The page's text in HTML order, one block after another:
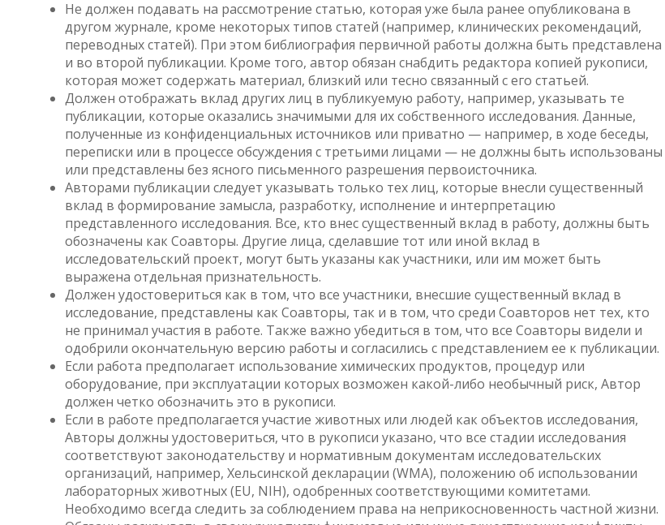
Не должен подавать на рассмотрение статью, которая уже была ранее опубликована в
другом журнале, кроме некоторых типов статей (например, клинических рекомендаций,
переводных статей). При этом библиография первичной работы должна быть представлена
и во второй публикации. Кроме того, автор обязан снабдить редактора копией рукописи,
которая может содержать материал, близкий или тесно связанный с его статьей.
Должен отображать вклад других лиц в публикуемую работу, например, указывать те
публикации, которые оказались значимыми для их собственного исследования. Данные,
полученные из конфиденциальных источников или приватно — например, в ходе беседы,
переписки или в процессе обсуждения с третьими лицами — не должны быть использованы
или представлены без ясного письменного разрешения первоисточника.
Авторами публикации следует указывать только тех лиц, которые внесли существенный
вклад в формирование замысла, разработку, исполнение и интерпретацию
представленного исследования. Все, кто внес существенный вклад в работу, должны быть
обозначены как Соавторы. Другие лица, сделавшие тот или иной вклад в
исследовательский проект, могут быть указаны как участники, или им может быть
выражена отдельная признательность.
Должен удостовериться как в том, что все участники, внесшие существенный вклад в
исследование, представлены как Соавторы, так и в том, что среди Соавторов нет тех, кто
не принимал участия в работе. Также важно убедиться в том, что все Соавторы видели и
одобрили окончательную версию работы и согласились с представлением ее к публикации.
Если работа предполагает использование химических продуктов, процедур или
оборудование, при эксплуатации которых возможен какой-либо необычный риск, Автор
должен четко обозначить это в рукописи.
Если в работе предполагается участие животных или людей как объектов исследования,
Авторы должны удостовериться, что в рукописи указано, что все стадии исследования
соответствуют законодательству и нормативным документам исследовательских
организаций, например, Хельсинской декларации (WMA), положению об использовании
лабораторных животных (EU, NIH), одобренных соответствующими комитетами.
Необходимо всегда следить за соблюдением права на неприкосновенность частной жизни.